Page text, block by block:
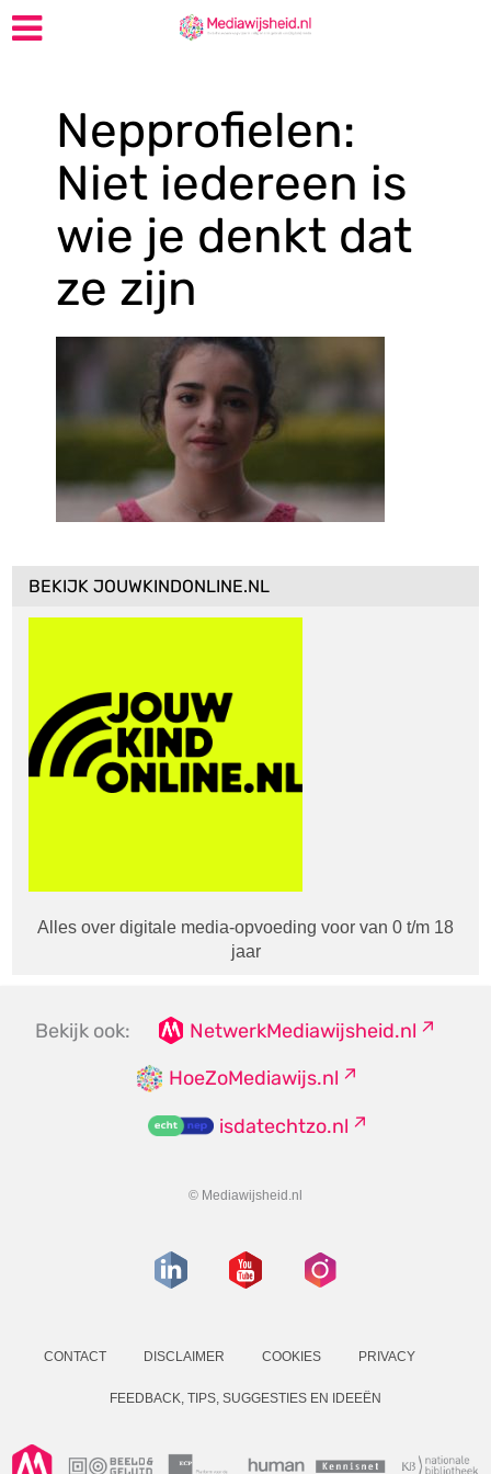
Nepprofielen:
Niet iedereen is
wie je denkt dat
ze zijn
BEKIJK JOUWKINDONLINE.NL
Alles over digitale media-opvoeding voor van 0 t/m 18
jaar
Bekijk ook:
NetwerkMediawijsheid.nl
HoeZoMediawijs.nl
isdatechtzo.nl
© Mediawijsheid.nl
CONTACT DISCLAIMER COOKIES PRIVACY
FEEDBACK, TIPS, SUGGESTIES EN IDEEËN